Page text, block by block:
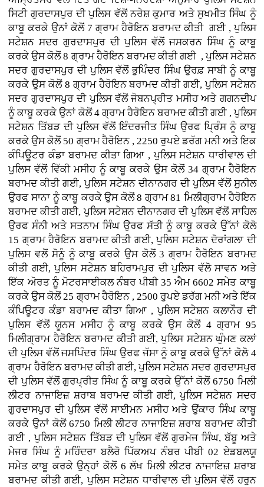
ਸਿਟੀ ਗੁਰਦਾਸਪੁਰ ਦੀ ਪੁਲਿਸ ਵੱਲੋਂ ਨਰੇਸ਼ ਕੁਮਾਰ ਅਤੇ ਸੁਖਮੀਤ ਸਿੰਘ ਨੂੰ
ਕਾਬੂ ਕਰਕੇ ਉਨਾਂ ਕੋਲੋਂ 7 ਗ੍ਰਾਮ ਹੈਰੋਇਨ ਬਰਾਮਦ ਕੀਤੀ ਗਈ , ਪੁਲਿਸ
ਸਟੇਸ਼ਨ ਸਦਰ ਗੁਰਦਾਸਪੁਰ ਦੀ ਪੁਲਿਸ ਵੱਲੋਂ ਜਸਕਰਨ ਸਿੰਘ ਨੂੰ ਕਾਬੂ
ਕਰਕੇ ਉਸ ਕੋਲੋਂ 8 ਗ੍ਰਾਮ ਹੈਰੋਇਨ ਬਰਾਮਦ ਕੀਤੀ ਗਈ , ਪੁਲਿਸ ਸਟੇਸ਼ਨ
ਸਦਰ ਗੁਰਦਾਸਪੁਰ ਦੀ ਪੁਲਿਸ ਵੱਲੋਂ ਭੁਪਿੰਦਰ ਸਿੰਘ ਉਰਫ਼ ਸਾਬੀ ਨੂੰ ਕਾਬੂ
ਕਰਕੇ ਉਸ ਕੋਲੋਂ 8 ਗ੍ਰਾਮ ਹੈਰੋਇਨ ਬਰਾਮਦ ਕੀਤੀ ਗਈ, ਪੁਲਿਸ ਸਟੇਸ਼ਨ
ਸਦਰ ਗੁਰਦਾਸਪੁਰ ਦੀ ਪੁਲਿਸ ਵੱਲੋਂ ਜੋਬਨਪ੍ਰੀਤ ਮਸੀਹ ਅਤੇ ਗਗਨਦੀਪ
ਨੂੰ ਕਾਬੂ ਕਰਕੇ ਉਨਾਂ ਕੋਲੋਂ 4 ਗ੍ਰਾਮ ਹੈਰੋਇਨ ਬਰਾਮਦ ਕੀਤੀ ਗਈ , ਪੁਲਿਸ
ਸਟੇਸ਼ਨ ਤਿੱਬੜ ਦੀ ਪੁਲਿਸ ਵੱਲੋਂ ਇੰਦਰਜੀਤ ਸਿੰਘ ਉਰਫ ਪ੍ਰਿੰਸ ਨੂੰ ਕਾਬੂ
ਕਰਕੇ ਉਸ ਕੋਲੋਂ 50 ਗ੍ਰਾਮ ਹੈਰੋਇਨ , 2250 ਰੁਪਏ ਡਰੱਗ ਮਨੀ ਅਤੇ ਇਕ
ਕੰਪਿਊਟਰ ਕੰਡਾ ਬਰਾਮਦ ਕੀਤਾ ਗਿਆ , ਪੁਲਿਸ ਸਟੇਸ਼ਨ ਧਾਰੀਵਾਲ ਦੀ
ਪੁਲਿਸ ਵੱਲੋਂ ਵਿੱਕੀ ਮਸੀਹ ਨੂੰ ਕਾਬੂ ਕਰਕੇ ਉਸ ਕੋਲੋਂ 34 ਗ੍ਰਾਮ ਹੈਰੋਇਨ
ਬਰਾਮਦ ਕੀਤੀ ਗਈ, ਪੁਲਿਸ ਸਟੇਸ਼ਨ ਦੀਨਾਨਗਰ ਦੀ ਪੁਲਿਸ ਵੱਲੋਂ ਸੁਨੀਲ
ਉਰਫ ਸਾਨਾ ਨੂੰ ਕਾਬੂ ਕਰਕੇ ਉਸ ਕੋਲੋਂ 8 ਗ੍ਰਾਮ 81 ਮਿਲੀਗ੍ਰਾਮ ਹੈਰੋਇਨ
ਬਰਾਮਦ ਕੀਤੀ ਗਈ, ਪੁਲਿਸ ਸਟੇਸ਼ਨ ਦੀਨਾਨਗਰ ਦੀ ਪੁਲਿਸ ਵੱਲੋਂ ਸਾਹਿਲ
ਉਰਫ ਸੰਨੀ ਅਤੇ ਸਤਨਾਮ ਸਿੰਘ ਉਰਫ ਸੱਤੀ ਨੂੰ ਕਾਬੂ ਕਰਕੇ ਉੱਨਾਂ ਕੋਲੋ
15 ਗ੍ਰਾਮ ਹੈਰੋਇਨ ਬਰਾਮਦ ਕੀਤੀ ਗਈ, ਪੁਲਿਸ ਸਟੇਸ਼ਨ ਦੋਰਾਂਗਲਾ ਦੀ
ਪੁਲਿਸ ਵਲੋਂ ਸੋਨੂੰ ਨੂੰ ਕਾਬੂ ਕਰਕੇ ਉਸ ਕੋਲੋਂ 3 ਗ੍ਰਾਮ ਹੈਰੋਇਨ ਬਰਾਮਦ
ਕੀਤੀ ਗਈ, ਪੁਲਿਸ ਸਟੇਸ਼ਨ ਬਹਿਰਾਮਪੁਰ ਦੀ ਪੁਲਿਸ ਵੱਲੋ ਸਾਵਨ ਅਤੇ
ਇੱਕ ਅੋਰਤ ਨੂੰ ਮੋਟਰਸਾਈਕਲ ਨੰਬਰ ਪੀਬੀ 35 ਐਮ 6602 ਸਮੇਤ ਕਾਬੂ
ਕਰਕੇ ਉਸ ਕੋਲੋਂ 25 ਗ੍ਰਾਮ ਹੈਰੋਇਨ , 2500 ਰੁਪਏ ਡਰੱਗ ਮਨੀ ਅਤੇ ਇੱਕ
ਕੰਪਿਊਟਰ ਕੰਡਾ ਬਰਾਮਦ ਕੀਤਾ ਗਿਆ , ਪੁਲਿਸ ਸਟੇਸ਼ਨ ਕਲਾਨੌਰ ਦੀ
ਪੁਲਿਸ ਵੱਲੋਂ ਯੂਨਸ ਮਸੀਹ ਨੂੰ ਕਾਬੂ ਕਰਕੇ ਉਸ ਕੋਲੋਂ 4 ਗ੍ਰਾਮ 95
ਮਿਲੀਗ੍ਰਾਮ ਹੈਰੋਇਨ ਬਰਾਮਦ ਕੀਤੀ ਗਈ, ਪੁਲਿਸ ਸਟੇਸ਼ਨ ਘੁੰਮਣ ਕਲਾਂ
ਦੀ ਪੁਲਿਸ ਵੱਲੋਂ ਜਸਪਿੰਦਰ ਸਿੰਘ ਉਰਫ ਜੱਸਾ ਨੂੰ ਕਾਬੂ ਕਰਕੇ ਉੱਨਾਂ ਕੋਲੋ 4
ਗ੍ਰਾਮ ਹੈਰੋਇਨ ਬਰਾਮਦ ਕੀਤੀ ਗਈ, ਪੁਲਿਸ ਸਟੇਸ਼ਨ ਸਦਰ ਗੁਰਦਾਸਪੁਰ
ਦੀ ਪੁਲਿਸ ਵੱਲੋਂ ਗੁਰਪ੍ਰੀਤ ਸਿੰਘ ਨੂੰ ਕਾਬੂ ਕਰਕੇ ਉੱਨਾਂ ਕੋਲੋਂ 6750 ਮਿਲੀ
ਲੀਟਰ ਨਾਜਾਇਜ਼ ਸ਼ਰਾਬ ਬਰਾਮਦ ਕੀਤੀ ਗਈ, ਪੁਲਿਸ ਸਟੇਸ਼ਨ ਸਦਰ
ਗੁਰਦਾਸਪੁਰ ਦੀ ਪੁਲਿਸ ਵੱਲੋਂ ਸਾਈਮਨ ਮਸੀਹ ਅਤੇ ਉਂਕਾਰ ਸਿੰਘ ਕਾਬੂ
ਕਰਕੇ ਉਨਾਂ ਕੋਲੋਂ 6750 ਮਿਲੀ ਲੀਟਰ ਨਾਜਾਇਜ਼ ਸ਼ਰਾਬ ਬਰਾਮਦ ਕੀਤੀ
ਗਈ , ਪੁਲਿਸ ਸਟੇਸ਼ਨ ਤਿੱਬੜ ਦੀ ਪੁਲਿਸ ਵੱਲੋਂ ਗੁਰਮੇਜ ਸਿੰਘ, ਬੱਬੂ ਅਤੇ
ਮੇਜਰ ਸਿੰਘ ਨੂੰ ਮਹਿੰਦਰਾ ਬਲੈਰੋ ਪਿੱਕਅਪ ਨੰਬਰ ਪੀਬੀ 02 ਏਡਬਲਯੂ
ਸਮੇਤ ਕਾਬੂ ਕਰਕੇ ਉਨ੍ਹਾਂ ਕੋਲੋਂ 6 ਲੱਖ ਮਿਲੀ ਲੀਟਰ ਨਾਜਾਇਜ਼ ਸ਼ਰਾਬ
ਬਰਾਮਦ ਕੀਤੀ ਗਈ, ਪੁਲਿਸ ਸਟੇਸ਼ਨ ਧਾਰੀਵਾਲ ਦੀ ਪੁਲਿਸ ਵੱਲੋਂ ਹਰੁਨ